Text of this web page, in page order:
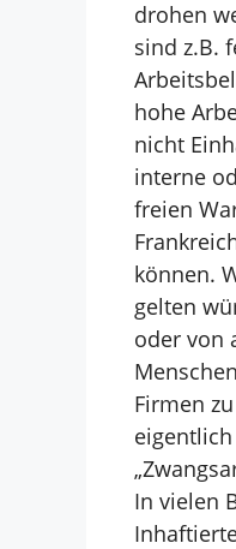
drohen
sind z.B.
hohe
nicht
interne
freien
können.
gelten
oder von
Firmen
In vielen